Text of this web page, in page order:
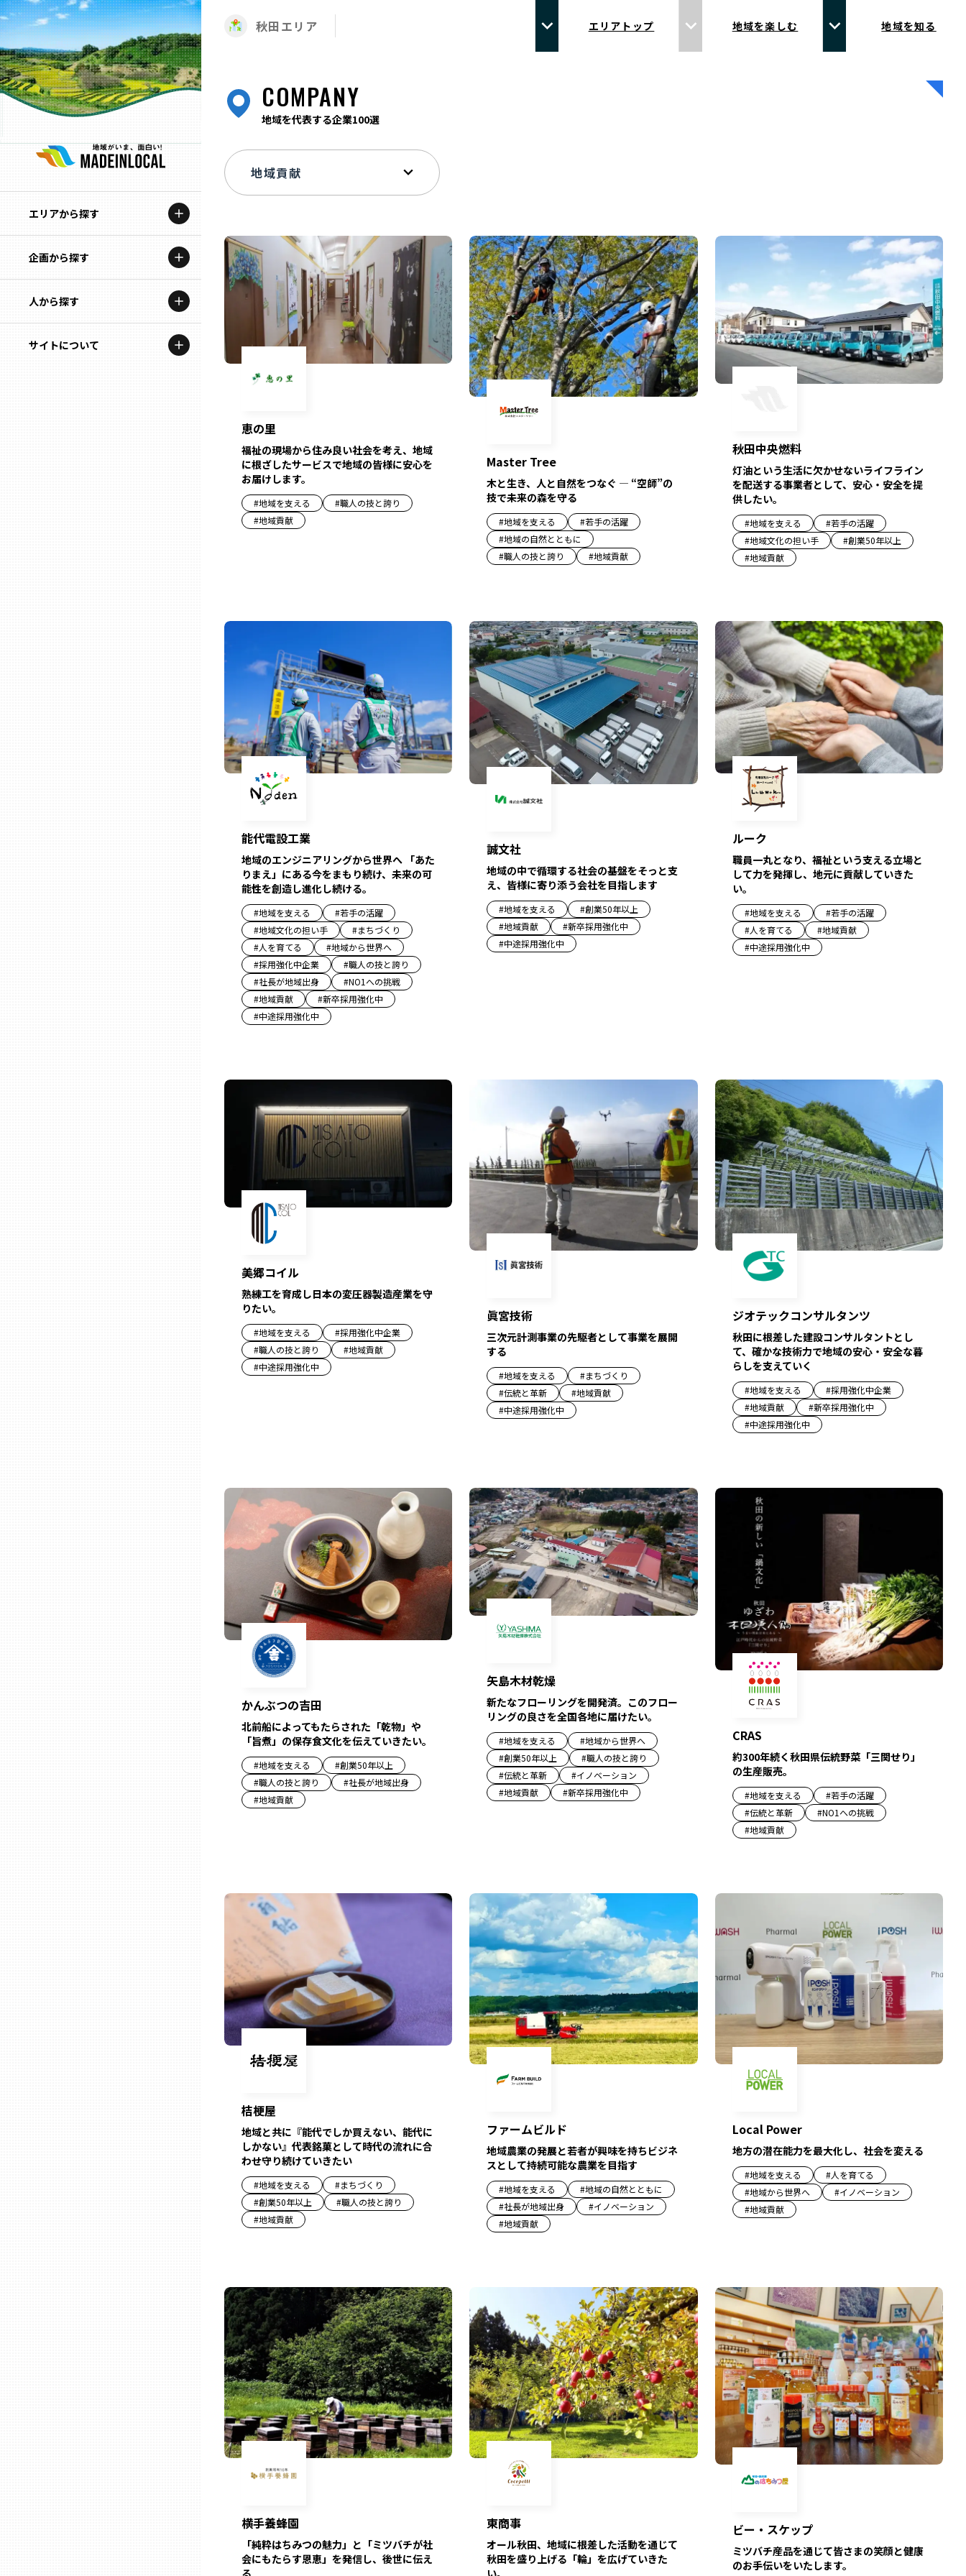
エリアから探す
北海道
青森
岩手
企画から探す
特集コンテンツ
地域を代表する企業100選
人から探す
記事ライター
サイトについて
秋田エリア エリアトップ 地域を楽しむ 地域を知る
COMPANY
地域を代表する企業100選
恵の里
福祉の現場から住み良い社会を考え、地域
に根ざしたサービスで地域の皆様に安心を
お届けします。
#地域を支える #職人の技と誇り
#地域貢献
Master Tree
木と生き、人と自然をつなぐ ― “空師”の
技で未来の森を守る
#地域を支える #若手の活躍
#地域の自然とともに
#職人の技と誇り #地域貢献
秋田中央燃料
灯油という生活に欠かせないライフライン
を配送する事業者として、安心・安全を提
供したい。
#地域を支える #若手の活躍
#地域文化の担い手 #創業50年以上
#地域貢献
能代電設工業
地域のエンジニアリングから世界へ 「あた
りまえ」にある今をまもり続け、未来の可
能性を創造し進化し続ける。
#地域を支える #若手の活躍
#地域文化の担い手 #まちづくり
#人を育てる #地域から世界へ
#採用強化中企業 #職人の技と誇り
#社長が地域出身 #NO1への挑戦
#地域貢献 #新卒採用強化中
#中途採用強化中
誠文社
地域の中で循環する社会の基盤をそっと支
え、皆様に寄り添う会社を目指します
#地域を支える #創業50年以上
#地域貢献 #新卒採用強化中
#中途採用強化中
ルーク
職員一丸となり、福祉という支える立場と
して力を発揮し、地元に貢献していきた
い。
#地域を支える #若手の活躍
#人を育てる #地域貢献
#中途採用強化中
美郷コイル
熟練工を育成し日本の変圧器製造産業を守
りたい。
#地域を支える #採用強化中企業
#職人の技と誇り #地域貢献
#中途採用強化中
眞宮技術
三次元計測事業の先駆者として事業を展開
する
#地域を支える #まちづくり
#伝統と革新 #地域貢献
#中途採用強化中
ジオテックコンサルタンツ
秋田に根差した建設コンサルタントとし
て、確かな技術力で地域の安心・安全な暮
らしを支えていく
#地域を支える #採用強化中企業
#地域貢献 #新卒採用強化中
#中途採用強化中
かんぶつの吉田
北前船によってもたらされた「乾物」や
「旨煮」の保存食文化を伝えていきたい。
#地域を支える #創業50年以上
#職人の技と誇り #社長が地域出身
#地域貢献
矢島木材乾燥
新たなフローリングを開発済。このフロー
リングの良さを全国各地に届けたい。
#地域を支える #地域から世界へ
#創業50年以上 #職人の技と誇り
#伝統と革新 #イノベーション
#地域貢献 #新卒採用強化中
CRAS
約300年続く秋田県伝統野菜「三関せり」
の生産販売。
#地域を支える #若手の活躍
#伝統と革新 #NO1への挑戦
#地域貢献
桔梗屋
地域と共に『能代でしか買えない、能代に
しかない』代表銘菓として時代の流れに合
わせ守り続けていきたい
#地域を支える #まちづくり
#創業50年以上 #職人の技と誇り
#地域貢献
ファームビルド
地域農業の発展と若者が興味を持ちビジネ
スとして持続可能な農業を目指す
#地域を支える #地域の自然とともに
#社長が地域出身 #イノベーション
#地域貢献
Local Power
地方の潜在能力を最大化し、社会を変える
#地域を支える #人を育てる
#地域から世界へ #イノベーション
#地域貢献
横手養蜂園
「純粋はちみつの魅力」と「ミツバチが社
会にもたらす恩恵」を発信し、後世に伝え
東商事
オール秋田、地域に根差した活動を通じて
秋田を盛り上げる「輪」を広げていきた
ビー・スケップ
ミツバチ産品を通じて皆さまの笑顔と健康
のお手伝いをいたします。